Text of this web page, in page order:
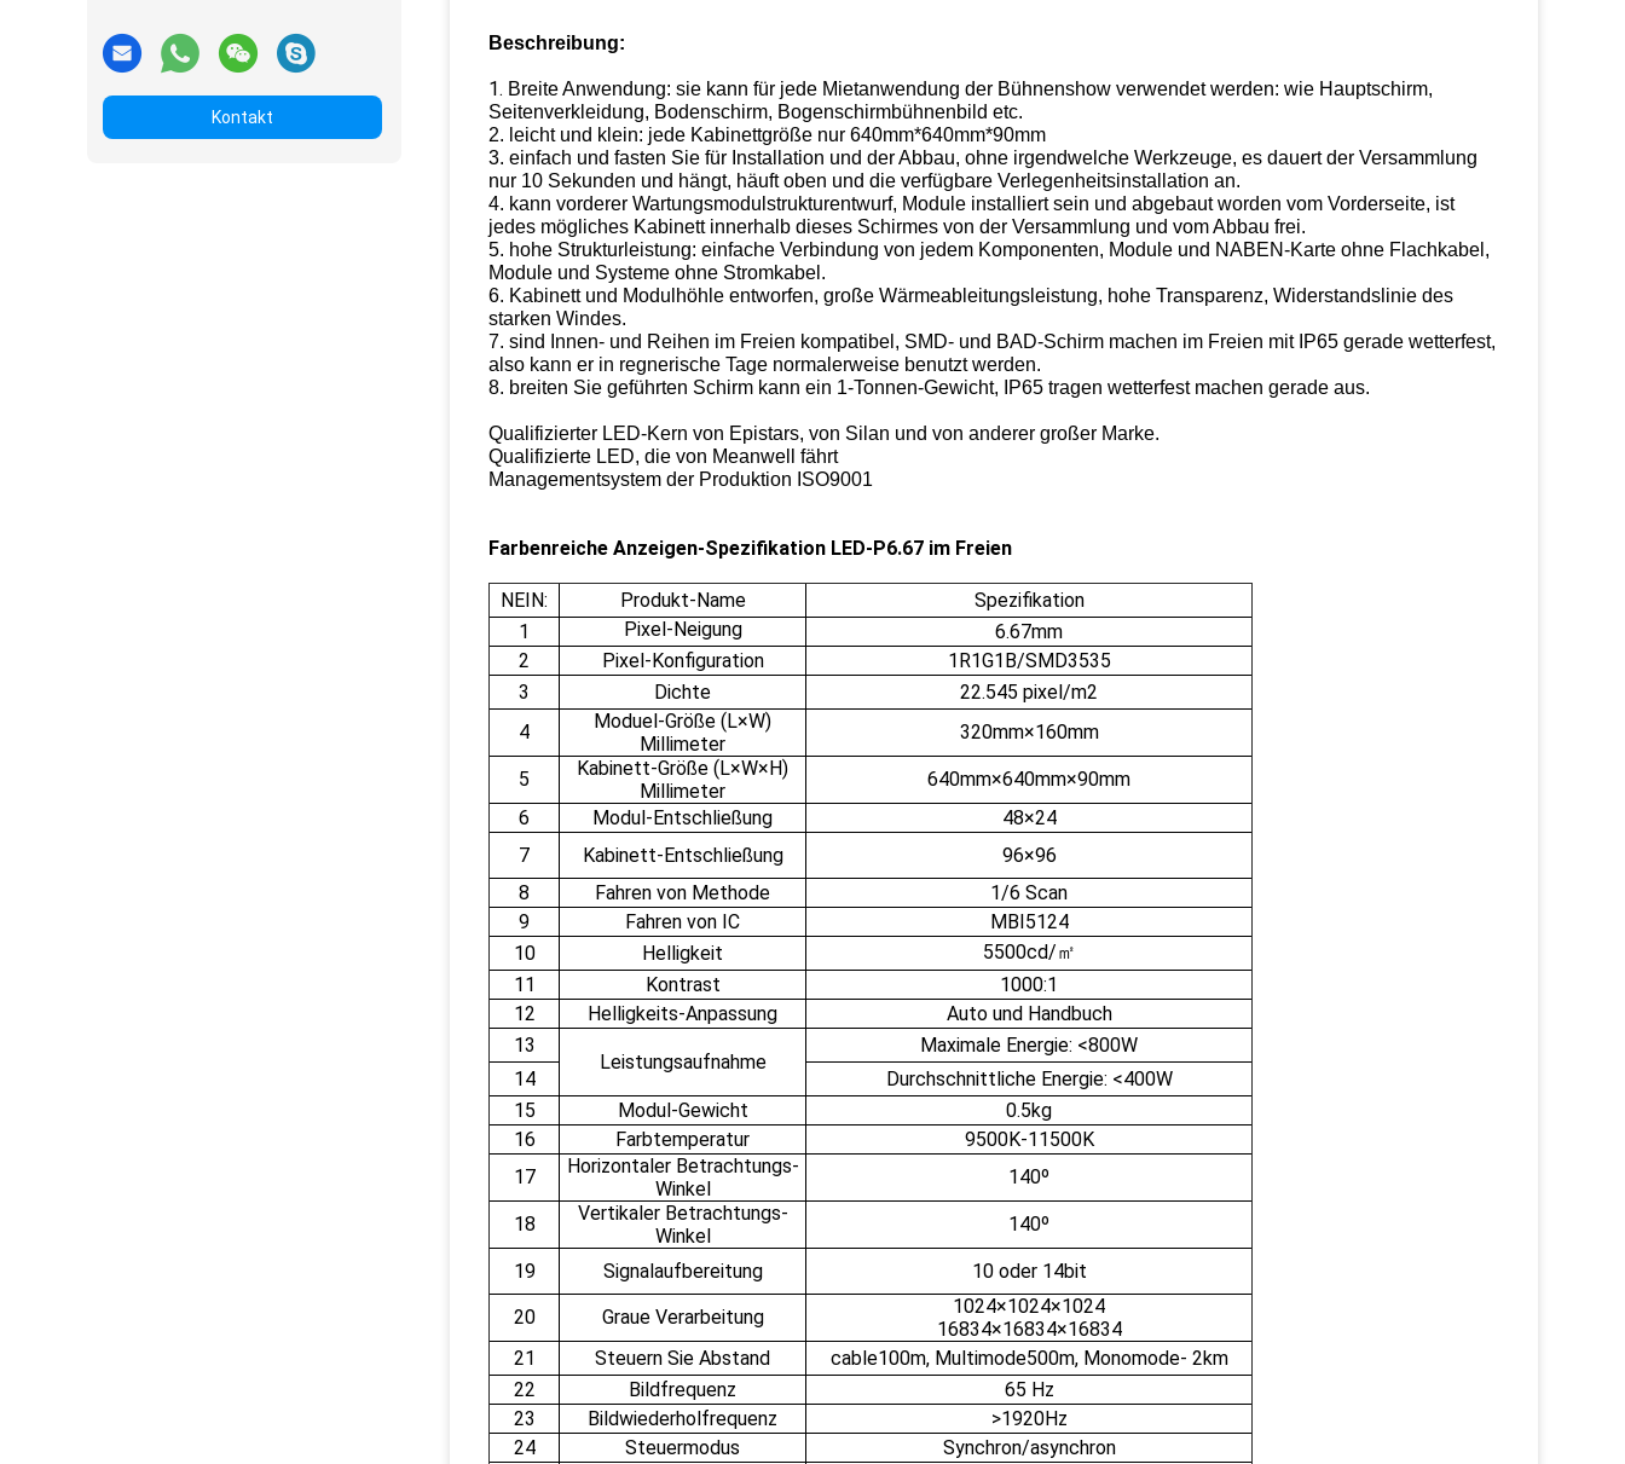
Kontakt
Beschreibung:
1. Breite Anwendung: sie kann für jede Mietanwendung der Bühnenshow verwendet werden: wie Hauptschirm,
Seitenverkleidung, Bodenschirm, Bogenschirmbühnenbild etc.
2. leicht und klein: jede Kabinettgröße nur 640mm*640mm*90mm
3. einfach und fasten Sie für Installation und der Abbau, ohne irgendwelche Werkzeuge, es dauert der Versammlung
nur 10 Sekunden und hängt, häuft oben und die verfügbare Verlegenheitsinstallation an.
4. kann vorderer Wartungsmodulstrukturentwurf, Module installiert sein und abgebaut worden vom Vorderseite, ist
jedes mögliches Kabinett innerhalb dieses Schirmes von der Versammlung und vom Abbau frei.
5. hohe Strukturleistung: einfache Verbindung von jedem Komponenten, Module und NABEN-Karte ohne Flachkabel,
Module und Systeme ohne Stromkabel.
6. Kabinett und Modulhöhle entworfen, große Wärmeableitungsleistung, hohe Transparenz, Widerstandslinie des
starken Windes.
7. sind Innen- und Reihen im Freien kompatibel, SMD- und BAD-Schirm machen im Freien mit IP65 gerade wetterfest,
also kann er in regnerische Tage normalerweise benutzt werden.
8. breiten Sie geführten Schirm kann ein 1-Tonnen-Gewicht, IP65 tragen wetterfest machen gerade aus.
Qualifizierter LED-Kern von Epistars, von Silan und von anderer großer Marke.
Qualifizierte LED, die von Meanwell fährt
Managementsystem der Produktion ISO9001
Farbenreiche Anzeigen-Spezifikation LED-P6.67 im Freien
NEIN: Produkt-Name
Spezifikation
1
Pixel-Neigung
6.67mm
2
Pixel-Konfiguration
1R1G1B/SMD3535
3
Dichte
22.545 pixel/m2
4
Moduel-Größe (L×W)
Millimeter
320mm×160mm
5
Kabinett-Größe (L×W×H)
Millimeter
640mm×640mm×90mm
6
Modul-Entschließung
48×24
7
Kabinett-Entschließung
96×96
8
Fahren von Methode
1/6 Scan
9
Fahren von IC
MBI5124
10
Helligkeit
5500cd/㎡
11
Kontrast
1000:1
12
Helligkeits-Anpassung
Auto und Handbuch
13
Leistungsaufnahme
Maximale Energie: <800W
14
Durchschnittliche Energie: <400W
15
Modul-Gewicht
0.5kg
16
Farbtemperatur
9500K-11500K
17
Horizontaler Betrachtungs-
Winkel
140º
18
Vertikaler Betrachtungs-
Winkel
140º
19 Signalaufbereitung
10 oder 14bit
20
Graue Verarbeitung
1024×1024×1024
16834×16834×16834
21
Steuern Sie Abstand
cable100m, Multimode500m, Monomode- 2km
22
Bildfrequenz
65 Hz
23
Bildwiederholfrequenz
>1920Hz
24
Steuermodus
Synchron/asynchron